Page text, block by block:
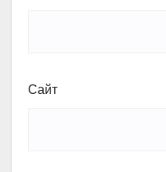
Сайт